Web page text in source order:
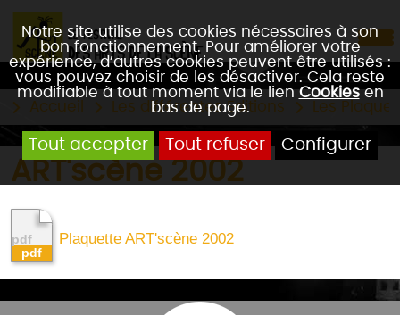
Notre site utilise des cookies nécessaires à son
bon fonctionnement. Pour améliorer votre
expérience, d’autres cookies peuvent être utilisés :
vous pouvez choisir de les désactiver. Cela reste
modifiable à tout moment via le lienCookiesen
bas de page.
Tout accepter Tout refuser Configurer
Accueil Les différentes Editions Les
ART'scène 2002
Plaquette ART'scène 2002